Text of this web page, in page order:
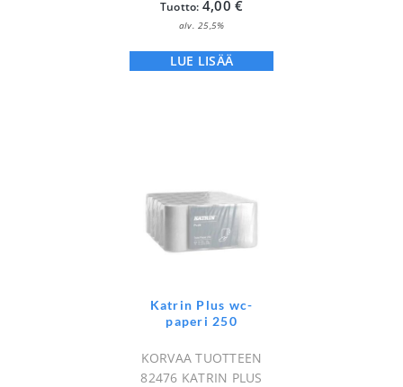
Tuotto: 4,00 €
alv. 25,5%
LUE LISÄÄ
Katrin Plus wc-
paperi 250
KORVAA TUOTTEEN
82476 KATRIN PLUS